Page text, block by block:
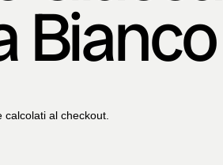
Bianco
calcolati al checkout.